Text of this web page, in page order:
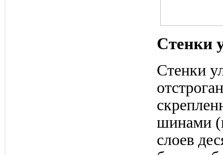
Стенки
Стенки
шинами
слоев